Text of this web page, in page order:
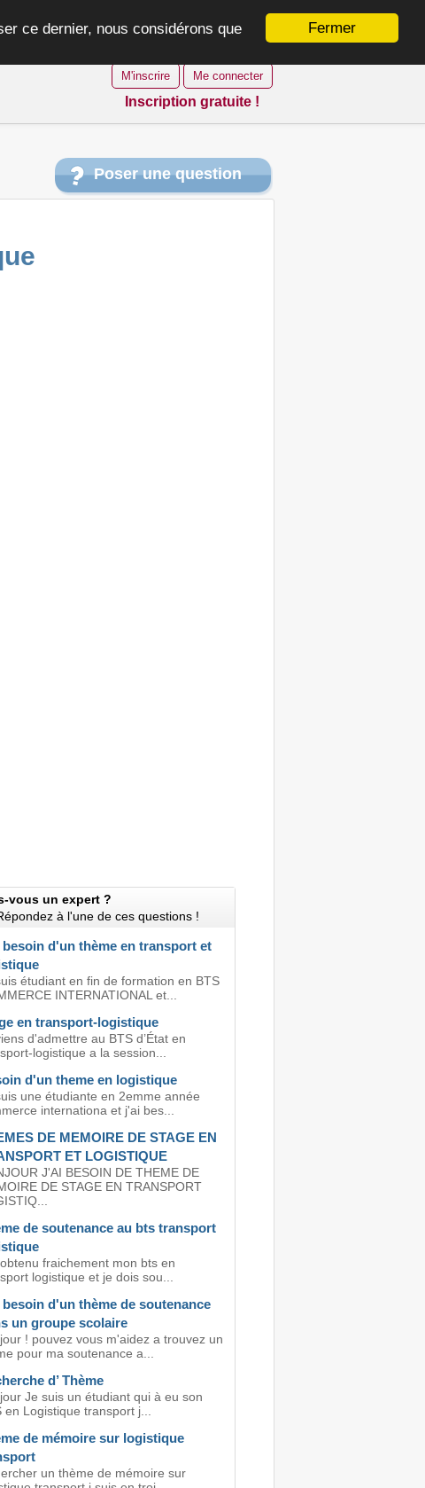
Fermer
ce dernier, nous considérons que
M'inscrire Me connecter
Inscription gratuite !
Poser une question
vous un expert ?
à l'une de ces questions !
d'un thème en transport et
étudiant en fin de formation en BTS
INTERNATIONAL et...
en transport-logistique
d'admettre au BTS d’État en
logistique a la session...
d'un theme en logistique
une étudiante en 2emme année
internationa et j'ai bes...
DE MEMOIRE DE STAGE EN
ET LOGISTIQUE
J'AI BESOIN DE THEME DE
DE STAGE EN TRANSPORT
de soutenance au bts transport
fraichement mon bts en
logistique et je dois sou...
d'un thème de soutenance
un groupe scolaire
! pouvez vous m'aidez a trouvez un
pour ma soutenance a...
d’ Thème
Je suis un étudiant qui à eu son
en Logistique transport j...
de mémoire sur logistique
un thème de mémoire sur